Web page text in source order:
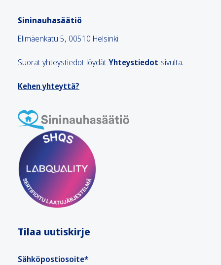
Sininauhasäätiö
Elimäenkatu 5, 00510 Helsinki
Suorat yhteystiedot löydätYhteystiedot-sivulta.
Kehen yhteyttä?
Tilaa uutiskirje
Sähköpostiosoite*